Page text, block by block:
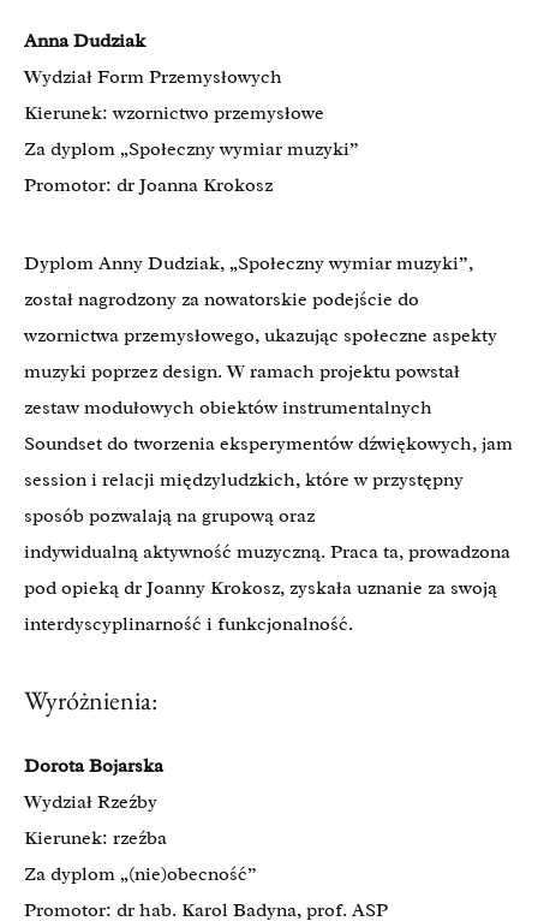
Anna Dudziak
Wydział Form Przemysłowych
Kierunek: wzornictwo przemysłowe
Za dyplom „Społeczny wymiar muzyki”
Promotor: dr Joanna Krokosz
Dyplom Anny Dudziak, „Społeczny wymiar muzyki”,
został nagrodzony za nowatorskie podejście do
wzornictwa przemysłowego, ukazując społeczne aspekty
muzyki poprzez design. W ramach projektu powstał
zestaw modułowych obiektów instrumentalnych
Soundset do tworzenia eksperymentów dźwiękowych, jam
session i relacji międzyludzkich, które w przystępny
sposób pozwalają na grupową oraz
indywidualną aktywność muzyczną. Praca ta, prowadzona
pod opieką dr Joanny Krokosz, zyskała uznanie za swoją
interdyscyplinarność i funkcjonalność.
Wyróżnienia:
Dorota Bojarska
Wydział Rzeźby
Kierunek: rzeźba
Za dyplom „(nie)obecność”
Promotor: dr hab. Karol Badyna, prof. ASP